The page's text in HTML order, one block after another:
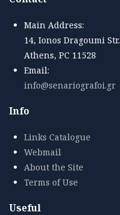
Main Address:
14, Ionos Dragoumi Str.
Athens, PC 11528
Email:
info@senariografoi.gr
Info
Links Catalogue
Webmail
About the Site
Terms of Use
Useful